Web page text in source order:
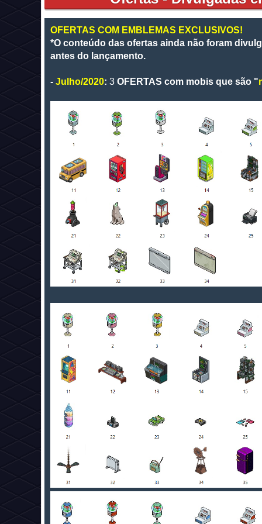
OFERTAS COM EMBLEMAS EXCLUSIVOS!
*O conteúdo das ofertas ainda não foram
antes do lançamento.
- Julho/2020: 3 OFERTAS com mobis que são "